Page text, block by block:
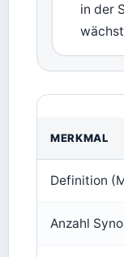
in der
MERKMAL
Definition
Anzahl